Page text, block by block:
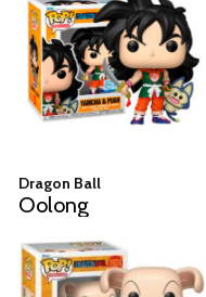
Dragon Ball
Oolong